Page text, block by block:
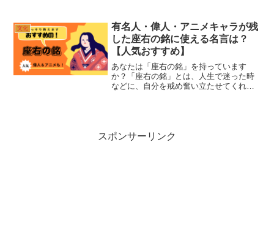
か、わからない」「何が必要かわからな
い」「どこで売ってるかわ...
文化
有名人・偉人・アニメキャラが残
した座右の銘に使える名言は？
【人気おすすめ】
あなたは「座右の銘」を持っています
か？「座右の銘」とは、人生で迷った時
などに、自分を戒め奮い立たせてくれる
スポンサーリンク